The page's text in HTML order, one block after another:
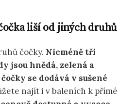
liší od jiných druhů
čočky. Nicméně tři
jsou hnědá, zelená a
se dodává v sušené
najít i v baleních k přímé